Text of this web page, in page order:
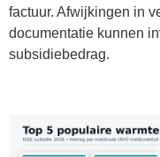
factuur. Afwijkingen in
documentatie kunnen
subsidiebedrag.